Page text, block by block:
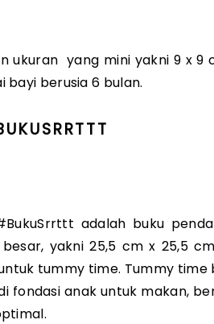
ukuran  yang mini yakni 9 x
bayi berusia 6 bulan.
adalah buku
yakni 25,5 cm x 25,5
tummy time. Tummy
fondasi anak untuk makan,